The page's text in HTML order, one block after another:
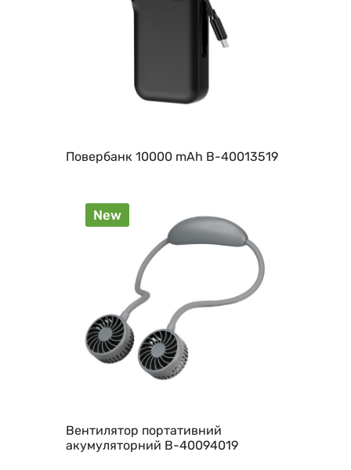
Повербанк 10000 mAh B-40013519
New
Вентилятор портативний
акумуляторний B-40094019